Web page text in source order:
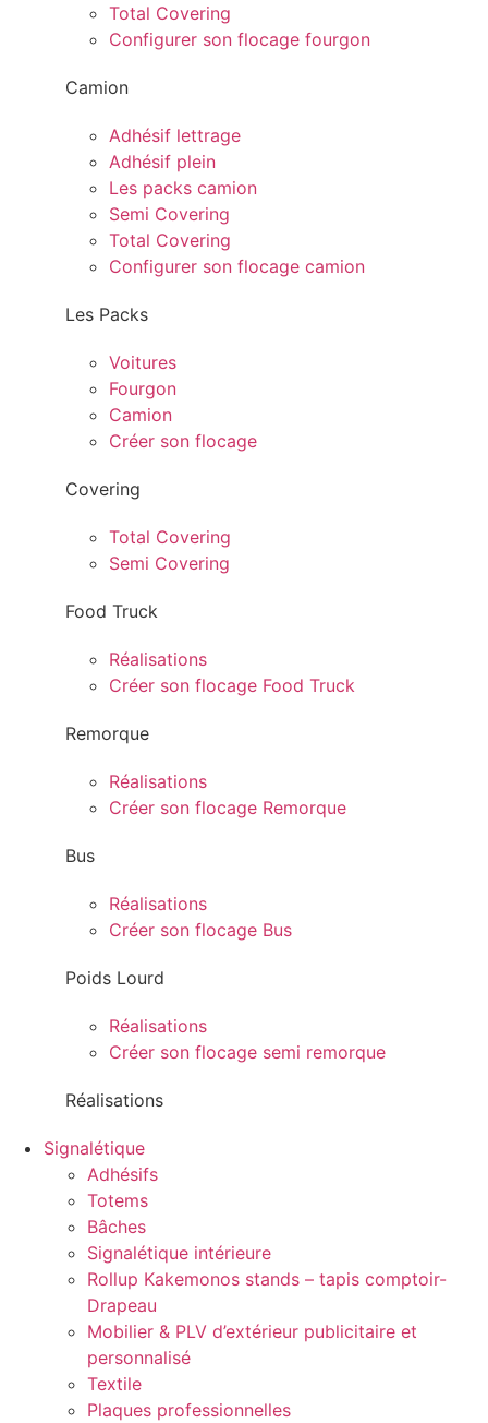
Total Covering
Configurer son flocage fourgon
Camion
Adhésif lettrage
Adhésif plein
Les packs camion
Semi Covering
Total Covering
Configurer son flocage camion
Les Packs
Voitures
Fourgon
Camion
Créer son flocage
Covering
Total Covering
Semi Covering
Food Truck
Réalisations
Créer son flocage Food Truck
Remorque
Réalisations
Créer son flocage Remorque
Bus
Réalisations
Créer son flocage Bus
Poids Lourd
Réalisations
Créer son flocage semi remorque
Réalisations
Signalétique
Adhésifs
Totems
Bâches
Signalétique intérieure
Rollup Kakemonos stands – tapis comptoir-
Drapeau
Mobilier & PLV d’extérieur publicitaire et
personnalisé
Textile
Plaques professionnelles